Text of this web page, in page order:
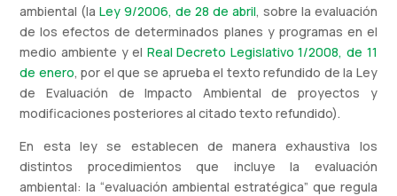
ambiental (laLey 9/2006, de 28 de abril, sobre la evaluación
de los efectos de determinados planes y programas en el
medio ambiente y el Real Decreto Legislativo 1/2008, de 11
de enero, por el que se aprueba el texto refundido de la Ley
de Evaluación de Impacto Ambiental de proyectos y
modificaciones posteriores al citado texto refundido).
En esta ley se establecen de manera exhaustiva los
distintos procedimientos que incluye la evaluación
ambiental: la “evaluación ambiental estratégica” que regula